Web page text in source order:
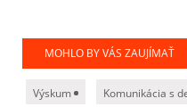
MOHLO BY VÁS ZAUJÍMAŤ
Výskum Komunikácia s